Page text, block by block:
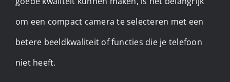
om een compact camera te selecteren met een
betere beeldkwaliteit of functies die je telefoon
niet heeft.